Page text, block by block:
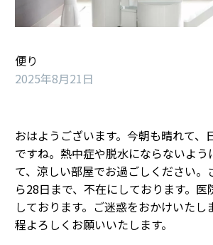
便り
2025年8月21日
おはようございます。今朝も晴れて、
ですね。熱中症や脱水にならないよう
て、涼しい部屋でお過ごしください。
ら28日まで、不在にしております。医
しております。ご迷惑をおかけいたし
程よろしくお願いいたします。